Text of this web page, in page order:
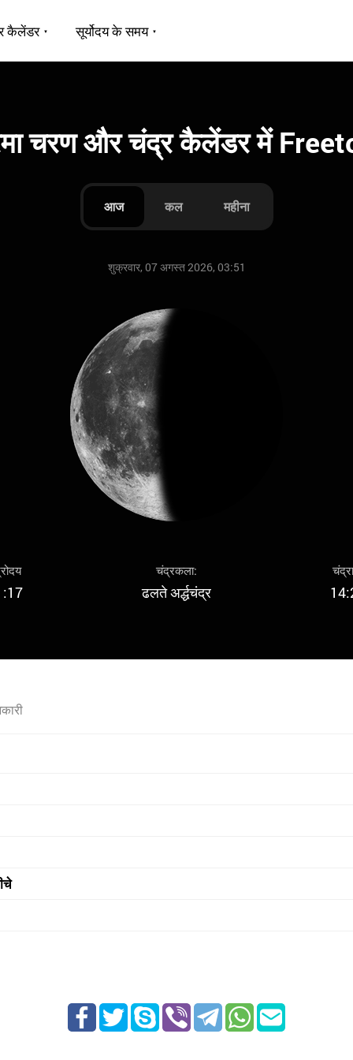
कैलेंडर सूर्योदय के समय
चरण और चंद्र कैलेंडर में
आज कल महीना
शुक्रवार, 07 अगस्त 2026, 03:51
चंद्रकला:
ढलते अर्द्धचंद्र